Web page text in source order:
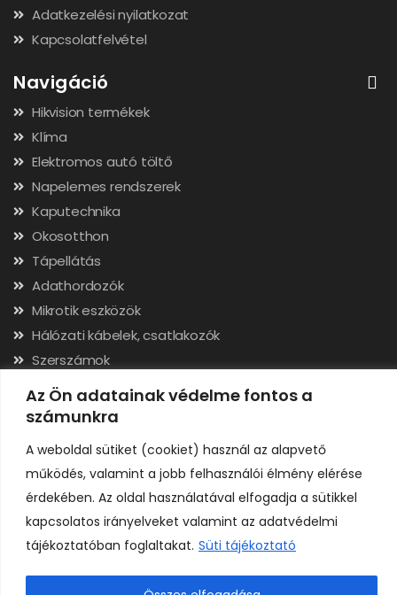
Az Ön adatainak védelme fontos a
számunkra
A weboldal sütiket (cookiet) használ az alapvető
működés, valamint a jobb felhasználói élmény elérése
érdekében. Az oldal használatával elfogadja a sütikkel
kapcsolatos irányelveket valamint az adatvédelmi
tájékoztatóban foglaltakat. Süti tájékoztató
Adatkezelési nyilatkozat
Kapcsolatfelvétel
Navigáció
Hikvision termékek
Klíma
Elektromos autó töltő
Napelemes rendszerek
Kaputechnika
Okosotthon
Tápellátás
Adathordozók
Mikrotik eszközök
Hálózati kábelek, csatlakozók
Szerszámok
Elérhetőségek
Adószám: 24323257-2-02
Cégjegyzékszám: 02-09-079991
Bankszámla: 11731001-23136207